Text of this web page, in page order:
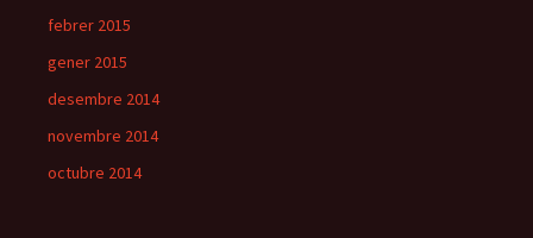
febrer 2015
gener 2015
desembre 2014
novembre 2014
octubre 2014